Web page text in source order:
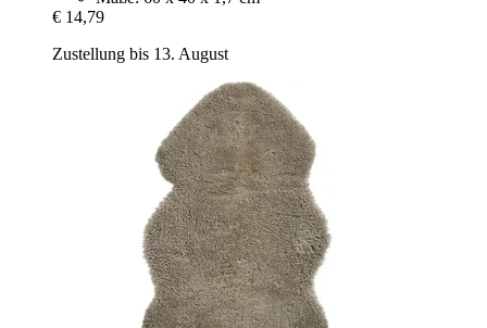
€ 14,79
Zustellung bis 13. August